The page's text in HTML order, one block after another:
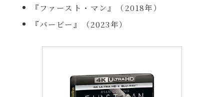
『ファースト・マン』（2018年）
『バービー』（2023年）